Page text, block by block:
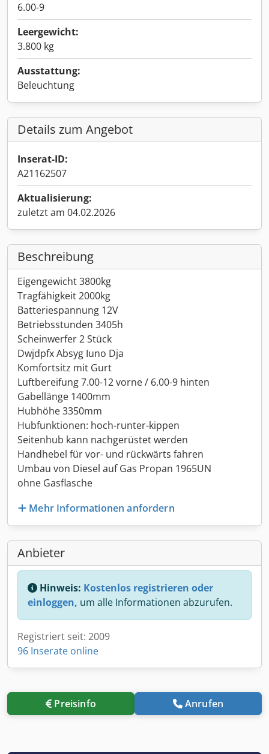
6.00-9
Leergewicht:
3.800 kg
Ausstattung:
Beleuchtung
Details zum Angebot
Inserat-ID:
A21162507
Aktualisierung:
zuletzt am 04.02.2026
Beschreibung
Eigengewicht 3800kg
Tragfähigkeit 2000kg
Batteriespannung 12V
Betriebsstunden 3405h
Scheinwerfer 2 Stück
Dwjdpfx Absyg Iuno Dja
Komfortsitz mit Gurt
Luftbereifung 7.00-12 vorne / 6.00-9 hinten
Gabellänge 1400mm
Hubhöhe 3350mm
Hubfunktionen: hoch-runter-kippen
Seitenhub kann nachgerüstet werden
Handhebel für vor- und rückwärts fahren
Umbau von Diesel auf Gas Propan 1965UN
ohne Gasflasche
Mehr Informationen anfordern
Anbieter
Hinweis: Kostenlos registrieren oder
einloggen, um alle Informationen abzurufen.
Registriert seit: 2009
96 Inserate online
Preisinfo Anrufen